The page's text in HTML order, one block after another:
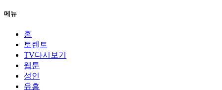
메뉴
홈
토렌트
TV다시보기
웹툰
성인
유흥